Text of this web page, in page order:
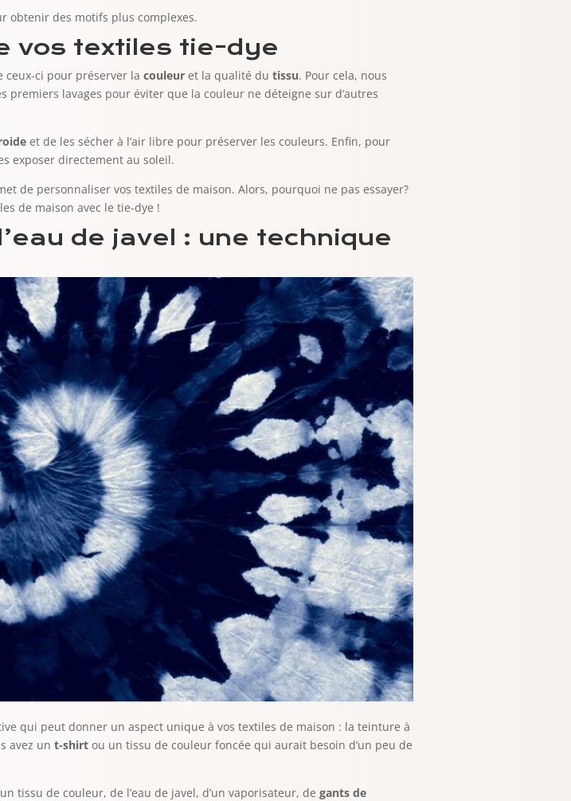
obtenir des motifs plus complexes.
vos textiles tie-dye
ceux-ci pour préserver lacouleur et la qualité dutissu. Pour cela, nous
lavages pour éviter que la couleur ne déteigne sur d’autres
et de les sécher à l’air libre pour préserver les couleurs. Enfin, pour
exposer directement au soleil.
de personnaliser vos textiles de maison. Alors, pourquoi ne pas essayer?
de maison avec le tie-dye !
de javel : une technique
qui peut donner un aspect unique à vos textiles de maison : la teinture à
avez unt-shirt ou un tissu de couleur foncée qui aurait besoin d’un peu de
tissu de couleur, de l’eau de javel, d’un vaporisateur, degants de